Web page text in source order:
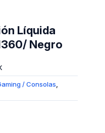
Líquida
Negro
/ Consolas,